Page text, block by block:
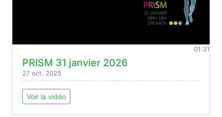
01:31
PRISM 31 janvier 2026
27 oct. 2025
Voir la vidéo